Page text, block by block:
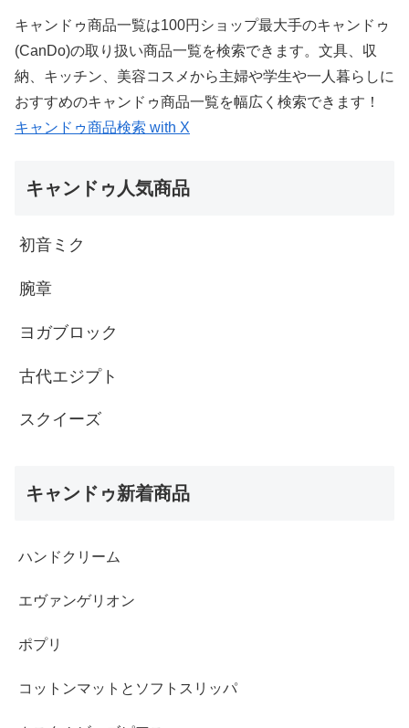
キャンドゥ商品一覧は100円ショップ最大手のキャンドゥ
(CanDo)の取り扱い商品一覧を検索できます。文具、収
納、キッチン、美容コスメから主婦や学生や一人暮らしに
おすすめのキャンドゥ商品一覧を幅広く検索できます！
キャンドゥ商品検索 with X
キャンドゥ人気商品
初音ミク
腕章
ヨガブロック
古代エジプト
スクイーズ
キャンドゥ新着商品
ハンドクリーム
エヴァンゲリオン
ポプリ
コットンマットとソフトスリッパ